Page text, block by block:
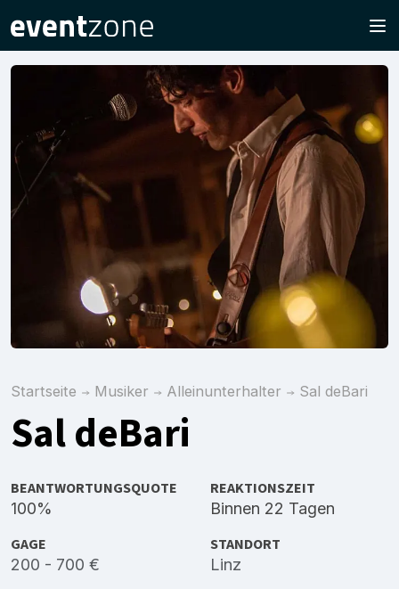
Startseite Musiker Alleinunterhalter Sal deBari
Sal deBari
BEANTWORTUNGSQUOTE
100%
REAKTIONSZEIT
Binnen 22 Tagen
GAGE
200 - 700 €
STANDORT
Linz